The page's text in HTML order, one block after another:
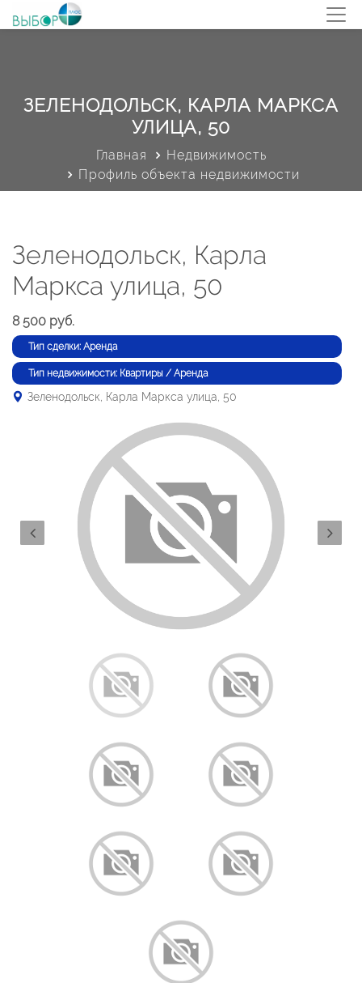
ЗЕЛЕНОДОЛЬСК, КАРЛА МАРКСА
УЛИЦА, 50
Главная
Недвижимость
Профиль объекта недвижимости
Зеленодольск, Карла
Маркса улица, 50
8 500 руб.
Тип сделки: Аренда
Тип недвижимости: Квартиры / Аренда
Зеленодольск, Карла Маркса улица, 50